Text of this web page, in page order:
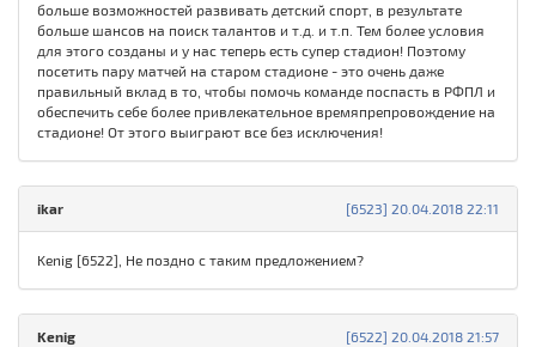
больше возможностей развивать детский спорт, в результате
больше шансов на поиск талантов и т.д. и т.п. Тем более условия
для этого созданы и у нас теперь есть супер стадион! Поэтому
посетить пару матчей на старом стадионе - это очень даже
правильный вклад в то, чтобы помочь команде поспасть в РФПЛ и
обеспечить себе более привлекательное времяпрепровождение на
стадионе! От этого выиграют все без исключения!
[6523] 20.04.2018 22:11
ikar
Kenig [6522], Не поздно с таким предложением?
[6522] 20.04.2018 21:57
Kenig